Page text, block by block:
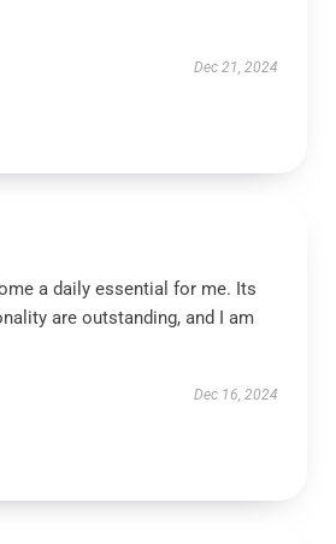
Dec 21, 2024
a daily essential for me. Its
are outstanding, and I am
Dec 16, 2024